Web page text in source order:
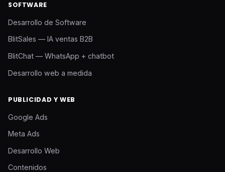
SOFTWARE
Desarrollo de Software
BlitSales — IA ventas B2B
BlitChat — WhatsApp + chatbot
Desarrollo web a medida
PUBLICIDAD Y WEB
Google Ads
Meta Ads
Desarrollo Web
Contenidos